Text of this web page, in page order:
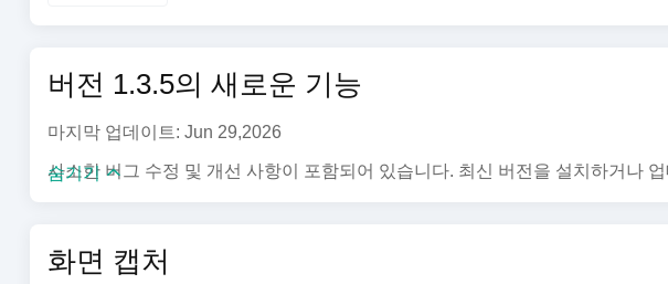
[Required]
[Optional]
• PHONE: The permission is required to proceed with in-game events and
▶How to cancel the access authority you granted
버전 1.3.5의 새로운 기능
마지막 업데이트: Jun 29,2026
사소한 버그 수정 및 개선 사항이 포함되어 있습니다. 최신 버전을 설치하거나
숨기기
화면 캡처